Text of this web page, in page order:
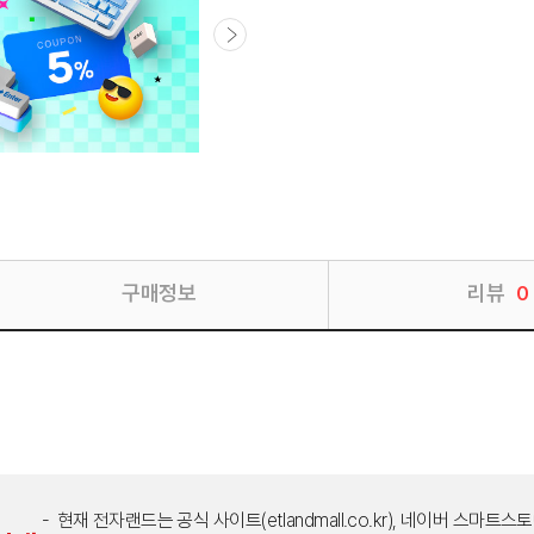
구매정보 리뷰 0
현재 전자랜드는 공식 사이트(etlandmall.co.kr), 네이버 스마트스토